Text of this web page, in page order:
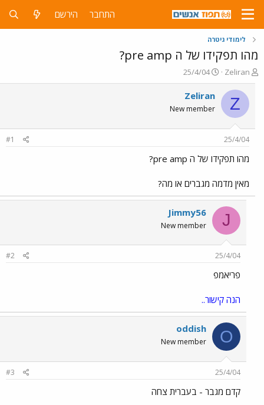
התחבר הירשם
לימודי גיטרה
מהו תפקידו של ה pre amp?
פ
ו
ת
ח
ה
ש
א
Zeliran
פ
ו
ר
ם
ר
25/4/04
Z
Zeliran
New member
25/4/04
#1
מהו תפקידו של ה pre amp?
מאין מדמה מגברים או מה?
J
Jimmy56
New member
25/4/04
#2
פריאמפ
הנה קישור..
O
oddish
New member
25/4/04
#3
קדם מגבר - בעברית צחה